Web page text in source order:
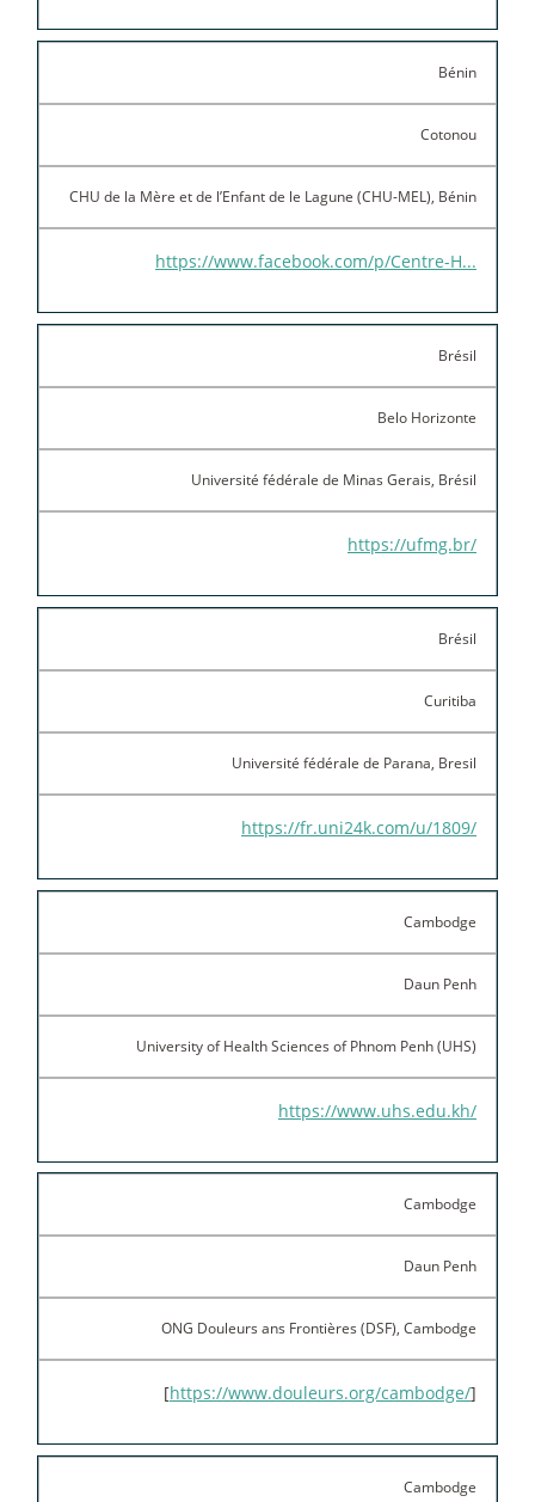
Bénin
Cotonou
CHU de la Mère et de l’Enfant de le Lagune (CHU-MEL), Bénin
https://www.facebook.com/p/Centre-H...
Brésil
Belo Horizonte
Université fédérale de Minas Gerais, Brésil
https://ufmg.br/
Brésil
Curitiba
Université fédérale de Parana, Bresil
https://fr.uni24k.com/u/1809/
Cambodge
Daun Penh
University of Health Sciences of Phnom Penh (UHS)
https://www.uhs.edu.kh/
Cambodge
Daun Penh
ONG Douleurs ans Frontières (DSF), Cambodge
[https://www.douleurs.org/cambodge/]
Cambodge